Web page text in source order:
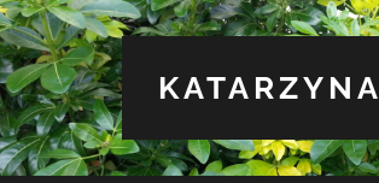
KATARZYNA